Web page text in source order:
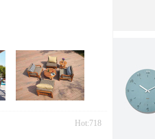
Hot:718